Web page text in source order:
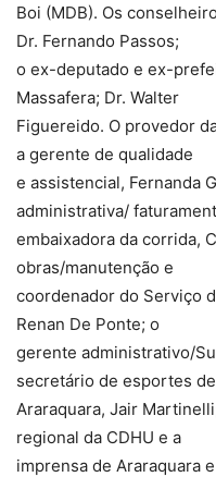
Boi (MDB). Os
Dr. Fernando Passos;
o ex-deputado e ex-
Massafera; Dr. Walter
Figuereido. O provedor
a gerente de qualidade
e assistencial, Fernanda
administrativa/
embaixadora da corrida,
obras/manutenção e
coordenador do Serviço
Renan De Ponte; o
gerente administrativo/
secretário de esportes de
Araraquara, Jair
regional da CDHU e a
imprensa de Araraquara